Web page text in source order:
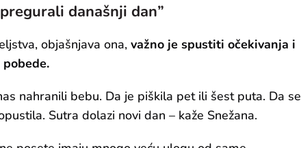
današnji dan”
objašnjava ona, važno je spustiti očekivanja i
nahranili bebu. Da je piškila pet ili šest puta. Da se
Sutra dolazi novi dan – kaže Snežana.